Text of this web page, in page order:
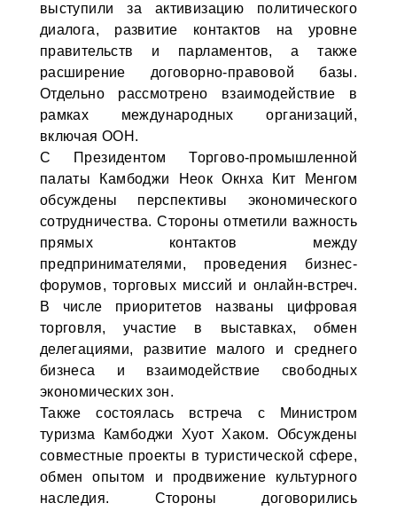
выступили за активизацию политического
диалога, развитие контактов на уровне
правительств и парламентов, а также
расширение договорно-правовой базы.
Отдельно рассмотрено взаимодействие в
рамках международных организаций,
включая ООН.
С Президентом Торгово-промышленной
палаты Камбоджи Неок Окнха Кит Менгом
обсуждены перспективы экономического
сотрудничества. Стороны отметили важность
прямых контактов между
предпринимателями, проведения бизнес-
форумов, торговых миссий и онлайн-встреч.
В числе приоритетов названы цифровая
торговля, участие в выставках, обмен
делегациями, развитие малого и среднего
бизнеса и взаимодействие свободных
экономических зон.
Также состоялась встреча с Министром
туризма Камбоджи Хуот Хаком. Обсуждены
совместные проекты в туристической сфере,
обмен опытом и продвижение культурного
наследия. Стороны договорились